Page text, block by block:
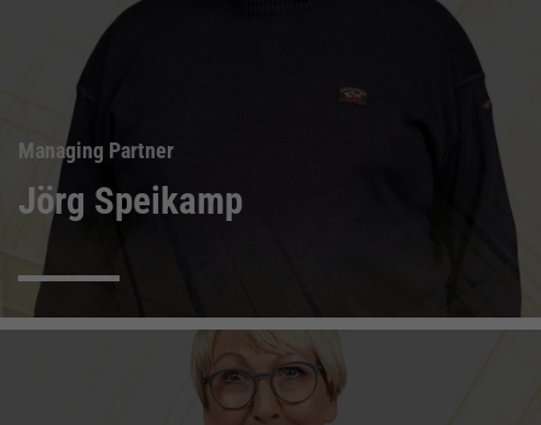
Managing Partner
Jörg Speikamp